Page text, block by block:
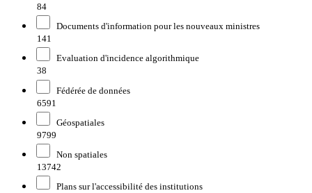
84
Documents d'information pour les nouveaux ministres
141
Evaluation d'incidence algorithmique
38
Fédérée de données
6591
Géospatiales
9799
Non spatiales
13742
Plans sur l'accessibilité des institutions